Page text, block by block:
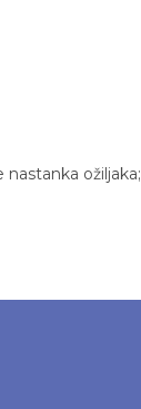
ožiljaka;